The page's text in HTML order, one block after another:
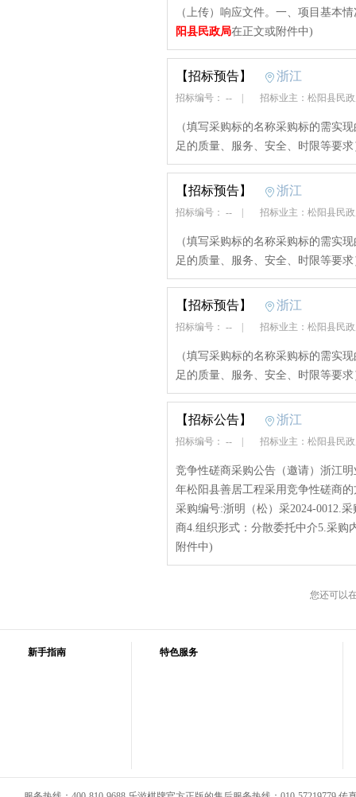
（上传）响应文件。一、项目基本
阳县民政局在正文或附件中)
【招标预告】 浙江
招标编号： -- 招标业主：松阳县民
（填写采购标的名称采购标的需实
足的质量、服务、安全、时限等要求
【招标预告】 浙江
招标编号： -- 招标业主：松阳县民
（填写采购标的名称采购标的需实
足的质量、服务、安全、时限等要求
【招标预告】 浙江
招标编号： -- 招标业主：松阳县民
（填写采购标的名称采购标的需实
足的质量、服务、安全、时限等要求
【招标公告】 浙江
招标编号： -- 招标业主：松阳县民
竞争性磋商采购公告（邀请）浙江
年松阳县善居工程采用竞争性磋商
采购编号:浙明（松）采2024-0012.
商4.组织形式：分散委托中介5.采购
附件中)
您还可以
新手指南 特色服务